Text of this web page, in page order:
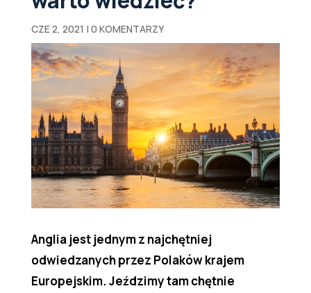
CZE 2, 2021 | 0 KOMENTARZY
Anglia jest jednym z najchętniej
odwiedzanych przez Polaków krajem
Europejskim. Jeździmy tam chętnie